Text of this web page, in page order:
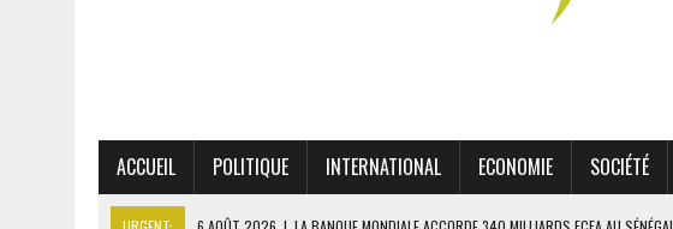
ACCUEIL POLITIQUE INTERNATIONAL ECONOMIE SOCIÉTÉ